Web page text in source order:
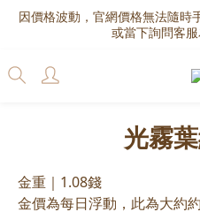
因價格波動，官網價格無法隨時
或當下詢問客服
光霧
金重｜1.08錢
金價為每日浮動，此為大約